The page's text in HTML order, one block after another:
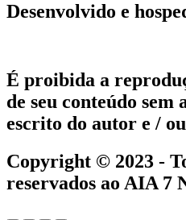
Desenvolvido e
É proibida a
de seu conteúdo
escrito do autor e /
Copyright © 2023 -
reservados ao AIA 7